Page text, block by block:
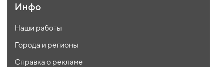
Инфо
Наши работы
Города и регионы
Справка о рекламе